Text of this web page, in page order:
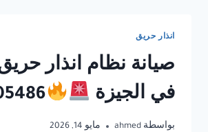
انذار حريق
في الجيزة
بواسطة ahmed مايو 14, 2026